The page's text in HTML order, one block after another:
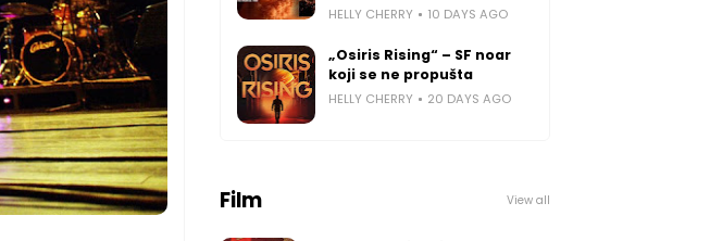
HELLY CHERRY 10 DAYS AGO
„Osiris Rising“ – SF noar
koji se ne propušta
HELLY CHERRY 20 DAYS AGO
Film View all